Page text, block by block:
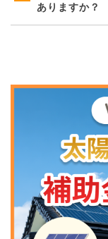
ありますか？